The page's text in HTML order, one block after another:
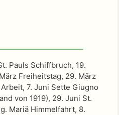
Pauls Schiffbruch, 19.
Freiheitstag, 29. März
7. Juni Sette Giugno
von 1919), 29. Juni St.
Mariä Himmelfahrt, 8.